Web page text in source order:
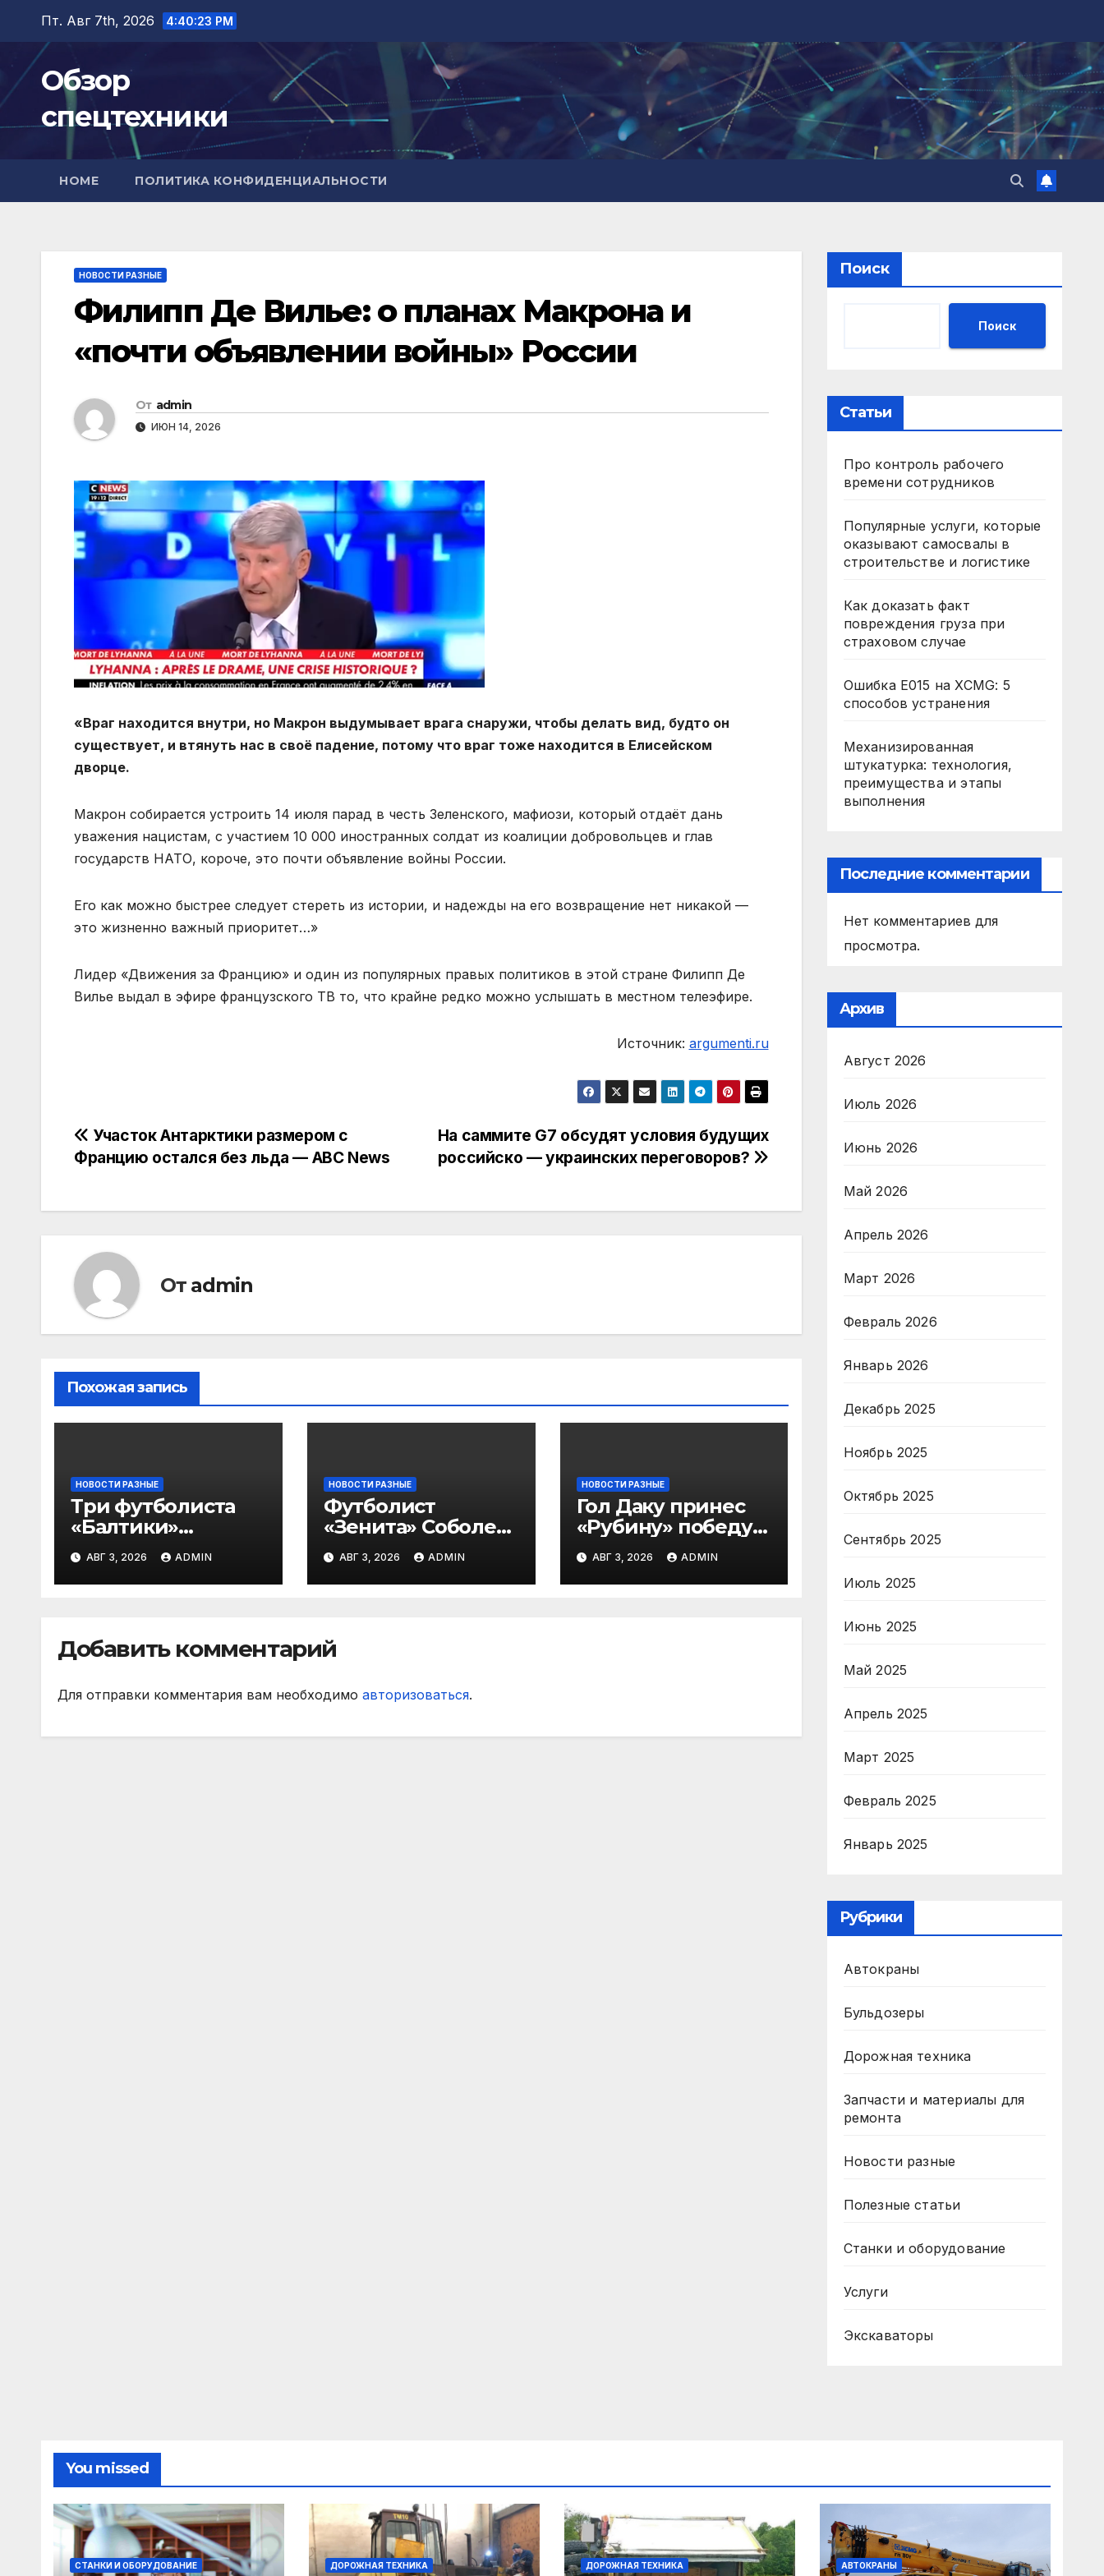
Перейти
содержимому
Пт. Авг 7th, 2026 4:40:24 PM
Обзор
спецтехники
HOME ПОЛИТИКА КОНФИДЕНЦИАЛЬНОСТИ
НОВОСТИ РАЗНЫЕ
Филипп Де Вилье: о планах Макрона и
«почти объявлении войны» России
От admin
ИЮН 14, 2026
«Враг находится внутри, но Макрон выдумывает врага снаружи, чтобы делать вид, будто он
существует, и втянуть нас в своё падение, потому что враг тоже находится в Елисейском
дворце.
Макрон собирается устроить 14 июля парад в честь Зеленского, мафиози, который отдаёт дань
уважения нацистам, с участием 10 000 иностранных солдат из коалиции добровольцев и глав
государств НАТО, короче, это почти объявление войны России.
Его как можно быстрее следует стереть из истории, и надежды на его возвращение нет никакой —
это жизненно важный приоритет…»
Лидер «Движения за Францию» и один из популярных правых политиков в этой стране Филипп Де
Вилье выдал в эфире французского ТВ то, что крайне редко можно услышать в местном телеэфире.
Источник: argumenti.ru
Навигация
по
записям
На саммите G7 обсудят условия будущих
российско — украинских переговоров?
Участок Антарктики размером с
Францию остался без льда — ABC News
От admin
Похожая запись
НОВОСТИ РАЗНЫЕ
Три футболиста
«Балтики»
включены в
символическую
сборную 2‑го тура
МАТЧ ПРЕМЬЕР
АВГ 3, 2026 ADMIN
НОВОСТИ РАЗНЫЕ
Футболист
«Зенита» Соболев:
«Не буду скрывать
— в Оренбурге
всегда тяжело
АВГ 3, 2026 ADMIN
НОВОСТИ РАЗНЫЕ
Гол Даку принес
«Рубину» победу
над «Акроном» в
матче РПЛ
АВГ 3, 2026 ADMIN
Добавить комментарий
Для отправки комментария вам необходимо авторизоваться.
Поиск
Поиск
Статьи
Про контроль рабочего
времени сотрудников
Популярные услуги, которые
оказывают самосвалы в
строительстве и логистике
Как доказать факт
повреждения груза при
страховом случае
Ошибка E015 на XCMG: 5
способов устранения
Механизированная
штукатурка: технология,
преимущества и этапы
выполнения
Последние комментарии
Нет комментариев для
просмотра.
Архив
Август 2026
Июль 2026
Июнь 2026
Май 2026
Апрель 2026
Март 2026
Февраль 2026
Январь 2026
Декабрь 2025
Ноябрь 2025
Октябрь 2025
Сентябрь 2025
Июль 2025
Июнь 2025
Май 2025
Апрель 2025
Март 2025
Февраль 2025
Январь 2025
Рубрики
Автокраны
Бульдозеры
Дорожная техника
Запчасти и материалы для
ремонта
Новости разные
Полезные статьи
Станки и оборудование
Услуги
Экскаваторы
You missed
СТАНКИ И ОБОРУДОВАНИЕ ДОРОЖНАЯ ТЕХНИКА ДОРОЖНАЯ ТЕХНИКА АВТОКРАНЫ